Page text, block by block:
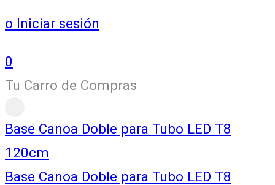
o Iniciar sesión
0
Tu Carro de Compras
Base Canoa Doble para Tubo LED T8
120cm
Base Canoa Doble para Tubo LED T8